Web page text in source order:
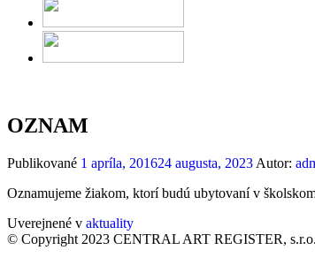
OZNAM
Publikované 1 apríla, 201624 augusta, 2023 Autor:
Oznamujeme žiakom, ktorí budú ubytovaní v
Uverejnené v aktuality
© Copyright 2023 CENTRAL ART REGISTER,